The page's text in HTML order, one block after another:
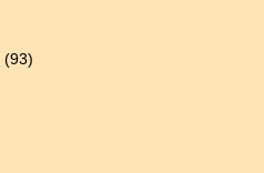
(93)